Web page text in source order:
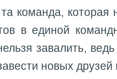
команда, которая
в единой
завалить,
новых друзей